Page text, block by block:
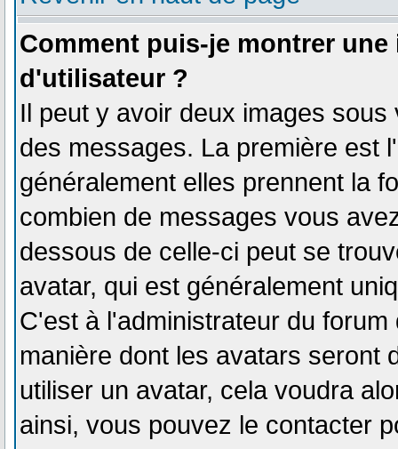
Comment puis-je montrer
d'utilisateur ?
Il peut y avoir deux images
des messages. La première est
généralement elles prennent la
combien de messages vous
dessous de celle-ci peut se
avatar, qui est généralement
C'est à l'administrateur du
manière dont les avatars seront
utiliser un avatar, cela voudra
ainsi, vous pouvez le contacter